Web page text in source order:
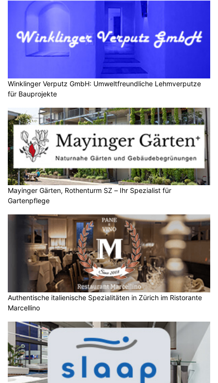
Winklinger Verputz GmbH: Umweltfreundliche Lehmverputze
für Bauprojekte
Mayinger Gärten, Rothenturm SZ – Ihr Spezialist für
Gartenpflege
Authentische italienische Spezialitäten in Zürich im Ristorante
Marcellino